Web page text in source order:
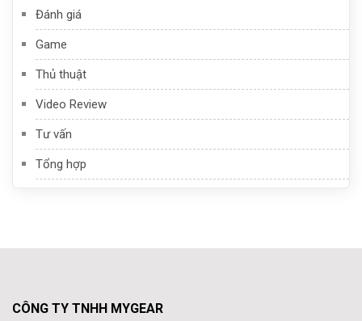
Đánh giá
Game
Thủ thuật
Video Review
Tư vấn
Tổng hợp
CÔNG TY TNHH MYGEAR